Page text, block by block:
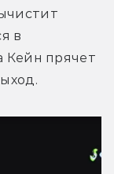
в
Кейн прячет